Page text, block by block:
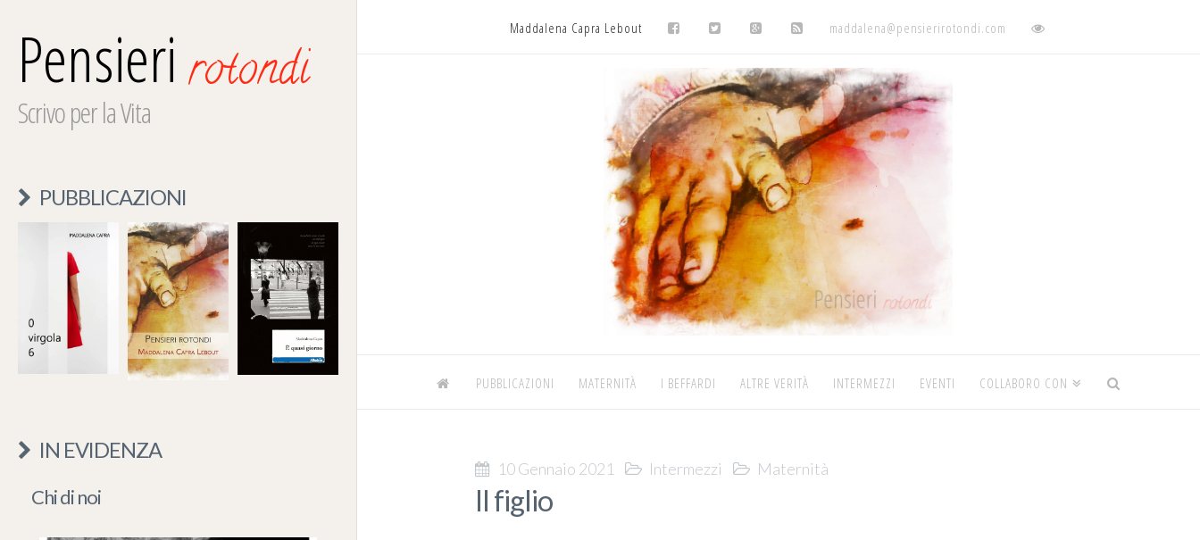
Maddalena Capra Lebout maddalena@pensierirotondi.com
PUBBLICAZIONI MATERNITÀ I BEFFARDI ALTRE VERITÀ INTERMEZZI EVENTI COLLABORO CON
10 Gennaio 2021 Intermezzi Maternità
Il figlio
Pensieri rotondi
Scrivo per la Vita
PUBBLICAZIONI
IN EVIDENZA
Chi di noi